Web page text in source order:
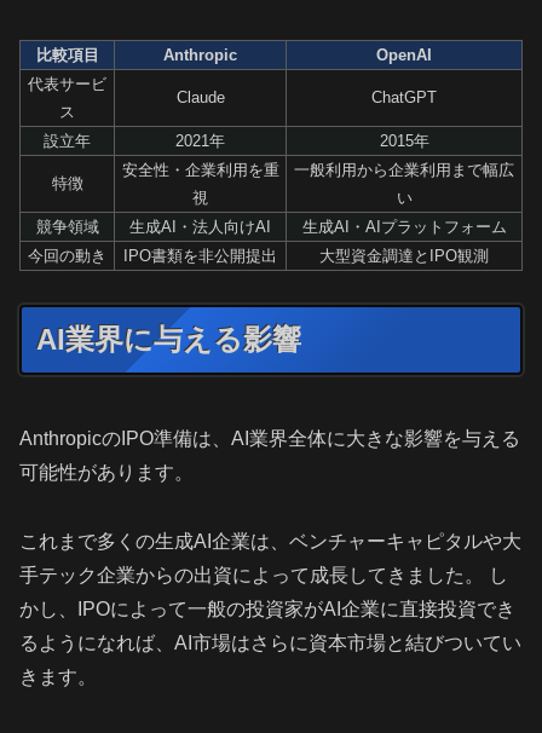
比較項目 Anthropic
OpenAI
代表サービ
ス
Claude ChatGPT
設立年 2021年 2015年
特徴
安全性・企業利用を重
視
一般利用から企業利用まで幅広
い
競争領域
生成AI・法人向けAI
生成AI・AIプラットフォーム
今回の動き
IPO書類を非公開提出 大型資金調達とIPO観測
AI業界に与える影響
AnthropicのIPO準備は、AI業界全体に大きな影響を与える
可能性があります。
これまで多くの生成AI企業は、ベンチャーキャピタルや大
手テック企業からの出資によって成長してきました。 し
かし、IPOによって一般の投資家がAI企業に直接投資でき
るようになれば、AI市場はさらに資本市場と結びついてい
きます。